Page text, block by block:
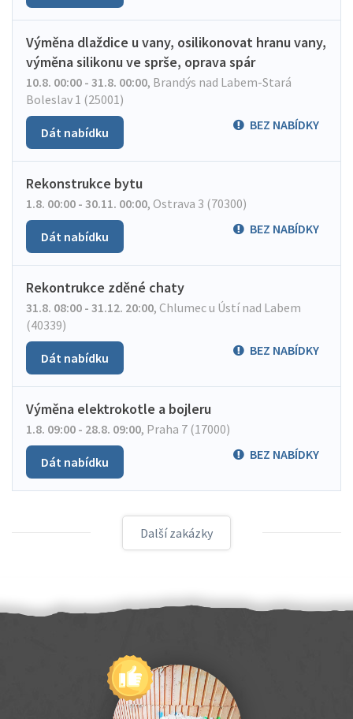
Výměna dlaždice u vany, osilikonovat hranu vany,
výměna silikonu ve sprše, oprava spár
10.8. 00:00 - 31.8. 00:00, Brandýs nad Labem-Stará
Boleslav 1 (25001)
BEZ NABÍDKY
Dát nabídku
Rekonstrukce bytu
1.8. 00:00 - 30.11. 00:00, Ostrava 3 (70300)
BEZ NABÍDKY
Dát nabídku
Rekontrukce zděné chaty
31.8. 08:00 - 31.12. 20:00, Chlumec u Ústí nad Labem
(40339)
BEZ NABÍDKY
Dát nabídku
Výměna elektrokotle a bojleru
1.8. 09:00 - 28.8. 09:00, Praha 7 (17000)
BEZ NABÍDKY
Dát nabídku
Další zakázky